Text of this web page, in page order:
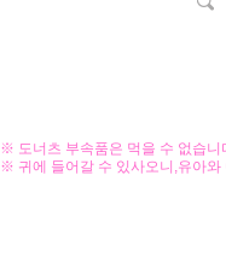
※ 도너츠 부속품은 먹을 수 없습니
※ 귀에 들어갈 수 있사오니,유아와